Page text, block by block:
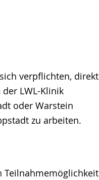
verpflichten, direkt
LWL-Klinik
oder Warstein
zu arbeiten.
Teilnahmemöglichkeit